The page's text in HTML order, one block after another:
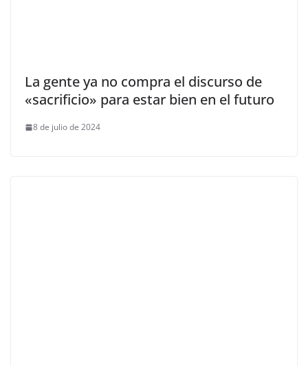
La gente ya no compra el discurso de
«sacrificio» para estar bien en el futuro
8 de julio de 2024